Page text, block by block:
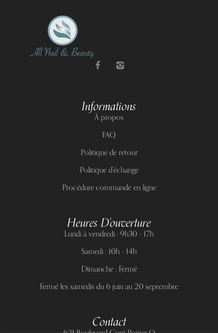
Informations
À propos
FAQ
Politique de retour
Politique d'échange
Procédure commande en ligne
Heures D'ouverture
Lundi à vendredi : 9h30 - 17h
Samedi : 10h - 14h
Dimanche : Fermé
Fermé les samedis du 6 juin au 20 septembre
Contact